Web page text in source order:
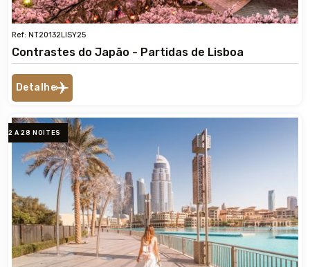
Ref: NT20132LISY25
Contrastes do Japão - Partidas de Lisboa
Detalhe
2 A 28 NOITES